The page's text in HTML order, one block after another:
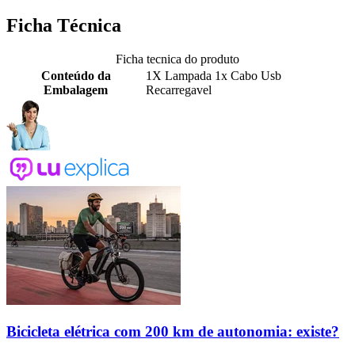
Ficha Técnica
Ficha tecnica do produto
Conteúdo da
Embalagem
1X Lampada 1x Cabo Usb
Recarregavel
Bicicleta elétrica com 200 km de autonomia: existe?